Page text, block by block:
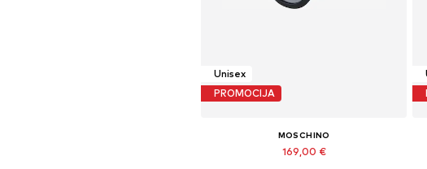
Unisex
PROMOCIJA
MOSCHINO
169,00 €